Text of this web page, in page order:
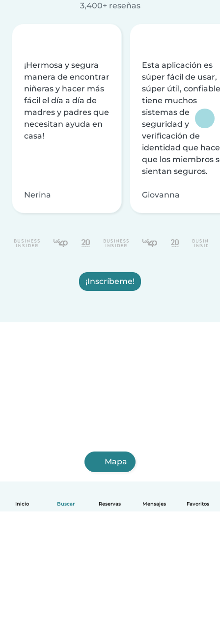
Inicio Buscar Reservas Mensajes Favoritos
3,400+ reseñas
¡Hermosa y segura
manera de encontrar
niñeras y hacer más
fácil el día a día de
madres y padres que
necesitan ayuda en
casa!
Nerina
Esta aplicación es
súper fácil de usar,
súper útil,
tiene muchos
sistemas de
seguridad y
verificación de
identidad que
que los miembros
sientan seguros.
Giovanna
¡Inscríbeme!
Mapa